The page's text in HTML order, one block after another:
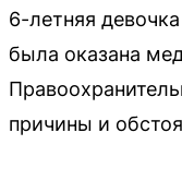
6-летняя
была оказана
причины и